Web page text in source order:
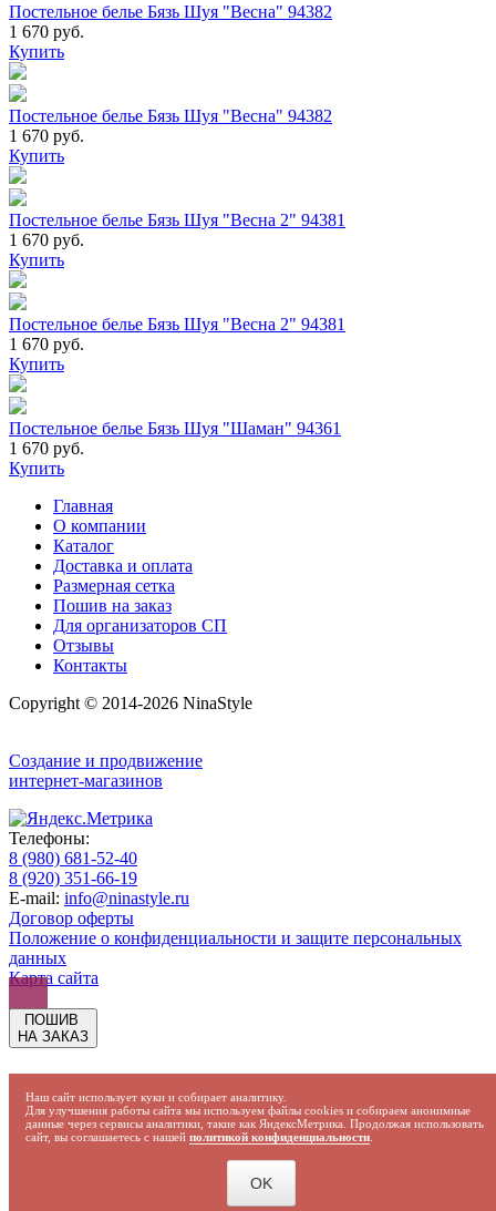
Постельное белье Бязь Шуя "Весна" 94382
1 670 руб.
Купить
Постельное белье Бязь Шуя "Весна" 94382
1 670 руб.
Купить
Постельное белье Бязь Шуя "Весна 2" 94381
1 670 руб.
Купить
Постельное белье Бязь Шуя "Весна 2" 94381
1 670 руб.
Купить
Постельное белье Бязь Шуя "Шаман" 94361
1 670 руб.
Купить
Главная
О компании
Каталог
Доставка и оплата
Размерная сетка
Пошив на заказ
Для организаторов СП
Отзывы
Контакты
Copyright © 2014-2026 NinaStyle
Создание и продвижение
интернет-магазинов
Телефоны:
8 (980) 681-52-40
8 (920) 351-66-19
E-mail: info@ninastyle.ru
Договор оферты
Положение о конфиденциальности и защите персональных
данных
Карта сайта
ПОШИВ
НА ЗАКАЗ
Наш сайт использует куки и собирает аналитику.
Для улучшения работы сайта мы используем файлы cookies и собираем анонимные
данные через сервисы аналитики, такие как ЯндексМетрика. Продолжая использовать
сайт, вы соглашаетесь с нашей политикой конфиденциальности
OK